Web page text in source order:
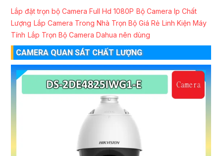
Lắp đặt trọn bộ Camera Full Hd 1080P Bộ Camera Ip Chất
Lượng Lắp Camera Trong Nhà Trọn Bộ Giá Rẻ Linh Kiện Máy
Tính Lắp Trọn Bộ Camera Dahua nên dùng
CAMERA QUAN SÁT CHẤT LƯỢNG